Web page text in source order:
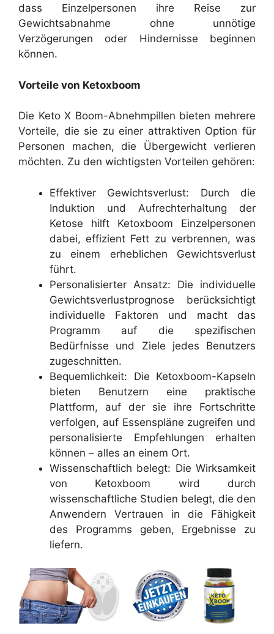
dass Einzelpersonen ihre Reise zur
Gewichtsabnahme ohne unnötige
Verzögerungen oder Hindernisse beginnen
können.
Vorteile von Ketoxboom
Die Keto X Boom-Abnehmpillen bieten mehrere
Vorteile, die sie zu einer attraktiven Option für
Personen machen, die Übergewicht verlieren
möchten. Zu den wichtigsten Vorteilen gehören:
Effektiver Gewichtsverlust: Durch die
Induktion und Aufrechterhaltung der
Ketose hilft Ketoxboom Einzelpersonen
dabei, effizient Fett zu verbrennen, was
zu einem erheblichen Gewichtsverlust
führt.
Personalisierter Ansatz: Die individuelle
Gewichtsverlustprognose berücksichtigt
individuelle Faktoren und macht das
Programm auf die spezifischen
Bedürfnisse und Ziele jedes Benutzers
zugeschnitten.
Bequemlichkeit: Die Ketoxboom-Kapseln
bieten Benutzern eine praktische
Plattform, auf der sie ihre Fortschritte
verfolgen, auf Essenspläne zugreifen und
personalisierte Empfehlungen erhalten
können – alles an einem Ort.
Wissenschaftlich belegt: Die Wirksamkeit
von Ketoxboom wird durch
wissenschaftliche Studien belegt, die den
Anwendern Vertrauen in die Fähigkeit
des Programms geben, Ergebnisse zu
liefern.